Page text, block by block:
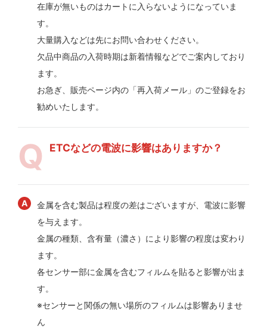
在庫が無いものはカートに入らないようになっていま
す。
大量購入などは先にお問い合わせください。
欠品中商品の入荷時期は新着情報などでご案内しており
ます。
お急ぎ、販売ページ内の「再入荷メール」のご登録をお
勧めいたします。
ETCなどの電波に影響はありますか？
金属を含む製品は程度の差はございますが、電波に影響
を与えます。
金属の種類、含有量（濃さ）により影響の程度は変わり
ます。
各センサー部に金属を含むフィルムを貼ると影響が出ま
す。
※センサーと関係の無い場所のフィルムは影響ありませ
ん